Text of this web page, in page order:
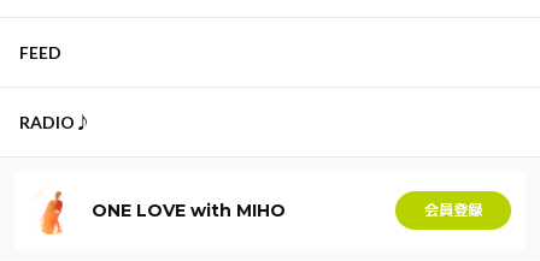
FEED
RADIO♪
ONE LOVE with MIHO 会員登録